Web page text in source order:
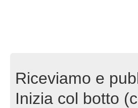
Riceviamo e
Inizia col botto